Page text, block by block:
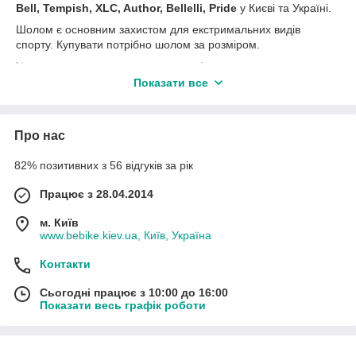
Bell, Tempish, XLC, Author, Bellelli, Pride у Києві та Україні.
Шолом є основним захистом для екстримальних видів
спорту. Купувати потрібно шолом за розміром.
У нас можна купити
велоокуляри і велошлемы
шолом дитячий, шолом для дорослих, шолом, захист для
акції та пропозиції.
Like групиСпорт Екстрим BeBike
Показати все
Про нас
82% позитивних з 56 відгуків за рік
Працює з 28.04.2014
м. Київ
www.bebike.kiev.ua, Київ, Україна
Контакти
Сьогодні працює з 10:00 до 16:00
Показати весь графік роботи